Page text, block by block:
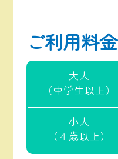
ご利用料金
大人
（中学生以上）
小人
（４歳以上）